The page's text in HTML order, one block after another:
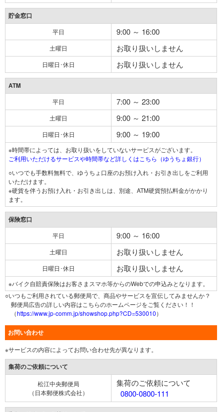
貯金窓口
平日 9:00 ～ 16:00
土曜日 お取り扱いしません
日曜日･休日 お取り扱いしません
ATM
平日 7:00 ～ 23:00
土曜日 9:00 ～ 21:00
日曜日･休日 9:00 ～ 19:00
※時間帯によっては、お取り扱いをしていないサービスがございます。
ご利用いただけるサービスや時間帯など詳しくはこちら（ゆうちょ銀行）
○いつでも手数料無料で、ゆうちょ口座のお預け入れ・お引き出しをご利用
いただけます。
※硬貨を伴うお預け入れ・お引き出しは、別途、ATM硬貨預払料金がかかり
ます。
保険窓口
平日 9:00 ～ 16:00
土曜日 お取り扱いしません
日曜日･休日 お取り扱いしません
※バイク自賠責保険はお客さまスマホ等からのWebでの申込みとなります。
○いつもご利用されている郵便局で、商品やサービスを宣伝してみませんか？
郵便局広告の詳しい内容はこちらのホームページをご覧ください！！
（https://www.jp-comm.jp/showshop.php?CD=530010）
お問い合わせ
※サービスの内容によってお問い合わせ先が異なります。
集荷のご依頼について
松江中央郵便局
（日本郵便株式会社）
集荷のご依頼について
0800-0800-111